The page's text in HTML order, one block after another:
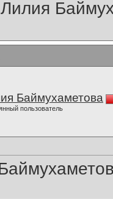
Баймухаметова
пользователь